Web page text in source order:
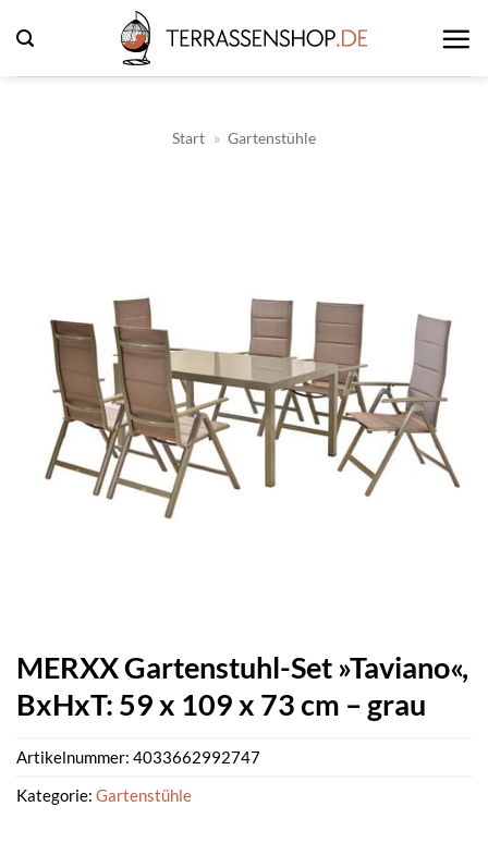
Inhalt
springen
Start » Gartenstühle
MERXX Gartenstuhl-Set »Taviano«,
BxHxT: 59 x 109 x 73 cm – grau
Artikelnummer: 4033662992747
Kategorie: Gartenstühle